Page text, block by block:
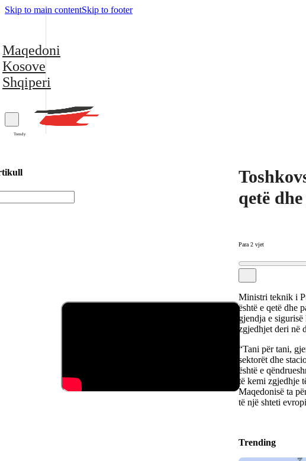
Skip to main contentSkip to footer
Maqedoni
Kosove
Shqiperi
Trendy
qetë
Para 2 vjet
Ministri teknik i
është e qetë dhe
gjendja e
zgjedhjet deri në
“Tani për tani,
sektorët dhe
është e
të kemi zgjedhje
Maqedonisë ta
të një shteti
Trending